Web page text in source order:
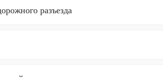
разъезда